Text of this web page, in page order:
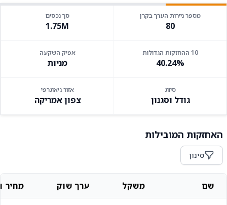
מספר ניירות הערך בקרן
80
סך נכסים
1.75M
10 ההחזקות הגדולות
40.24%
אפיק השקעה
מניות
סיווג
גודל וסגנון
אזור גיאוגרפי
צפון אמריקה
האחזקות המובילות
סינון
שם משקל ערך שוק מחיר